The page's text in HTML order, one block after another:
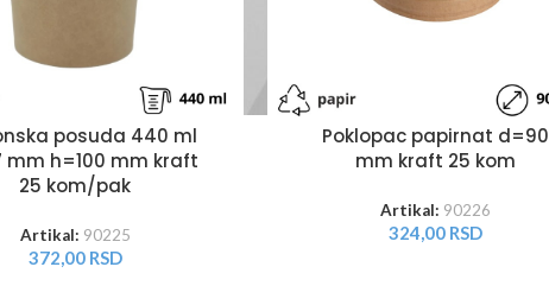
posuda 440 ml
mm h=100 mm kraft
25 kom/pak
Artikal: 90225
372,00 RSD
Poklopac papirnat d=90
mm kraft 25 kom
Artikal: 90226
324,00 RSD